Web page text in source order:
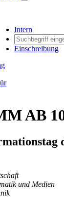
Intern
Einschreibung
AB
und Medien